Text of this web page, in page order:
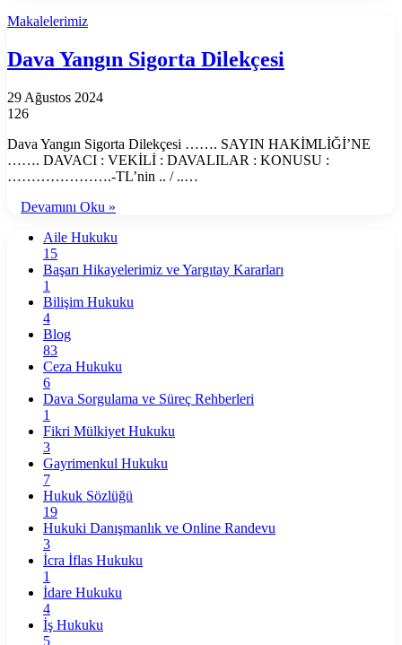
Makalelerimiz
Dava Yangın Sigorta Dilekçesi
29 Ağustos 2024
126
Dava Yangın Sigorta Dilekçesi ……. SAYIN HAKİMLİĞİ’NE
……. DAVACI : VEKİLİ : DAVALILAR : KONUSU :
………………….-TL’nin .. / ..…
Devamını Oku »
Aile Hukuku
15
Başarı Hikayelerimiz ve Yargıtay Kararları
1
Bilişim Hukuku
4
Blog
83
Ceza Hukuku
6
Dava Sorgulama ve Süreç Rehberleri
1
Fikri Mülkiyet Hukuku
3
Gayrimenkul Hukuku
7
Hukuk Sözlüğü
19
Hukuki Danışmanlık ve Online Randevu
3
İcra İflas Hukuku
1
İdare Hukuku
4
İş Hukuku
5